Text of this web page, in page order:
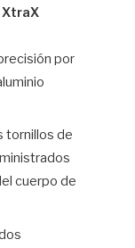
XtraX
por
tornillos de
cuerpo de